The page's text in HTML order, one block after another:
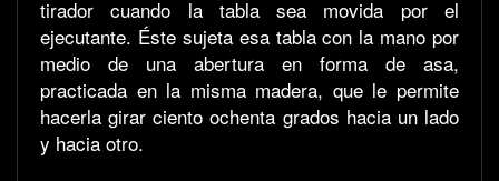
tirador cuando la tabla sea movida por el
ejecutante. Éste sujeta esa tabla con la mano por
medio de una abertura en forma de asa,
practicada en la misma madera, que le permite
hacerla girar ciento ochenta grados hacia un lado
y hacia otro.